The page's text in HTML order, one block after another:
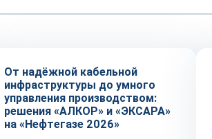
От надёжной кабельной
инфраструктуры до умного
управления производством:
решения «АЛКОР» и «ЭКСАРА»
на «Нефтегазе 2026»